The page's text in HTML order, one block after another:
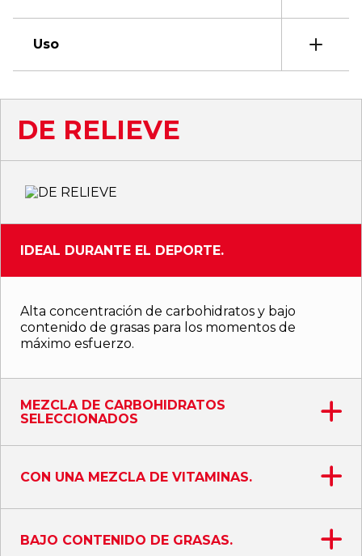
Uso
DE RELIEVE
IDEAL DURANTE EL DEPORTE.
Alta concentración de carbohidratos y bajo
contenido de grasas para los momentos de
máximo esfuerzo.
MEZCLA DE CARBOHIDRATOS
SELECCIONADOS
CON UNA MEZCLA DE VITAMINAS.
BAJO CONTENIDO DE GRASAS.